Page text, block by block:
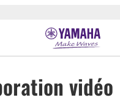
vidéo